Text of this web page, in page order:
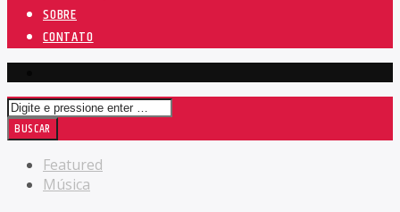
SOBRE
CONTATO
Featured
Música